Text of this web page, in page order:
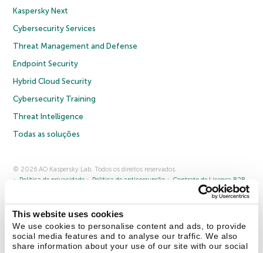
This website uses cookies
We use cookies to personalise content and ads, to provide
social media features and to analyse our traffic. We also
share information about your use of our site with our social
Kaspersky Next
Cybersecurity Services
Threat Management and Defense
Endpoint Security
Hybrid Cloud Security
Cybersecurity Training
Threat Intelligence
Todas as soluções
© 2026 AO Kaspersky Lab. Todos os direitos reservados.
Política de privacidade
Política de anticorrupção
Contrato de Licença B2B
Cookies
Fale conosco Sobre a Kaspersky Parceiros
Comunicado à imprensa